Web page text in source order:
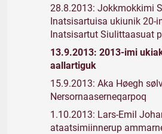
28.8.2013: Jokkmokkimi
Inatsisartuisa ukiunik 20-
Inatsisartut Siulittaasuat
13.9.2013: 2013-imi
aallartiguk
15.9.2013: Aka Høegh
Nersornaaserneqarpoq
1.10.2013: Lars-Emil
ataatsimiinnerup